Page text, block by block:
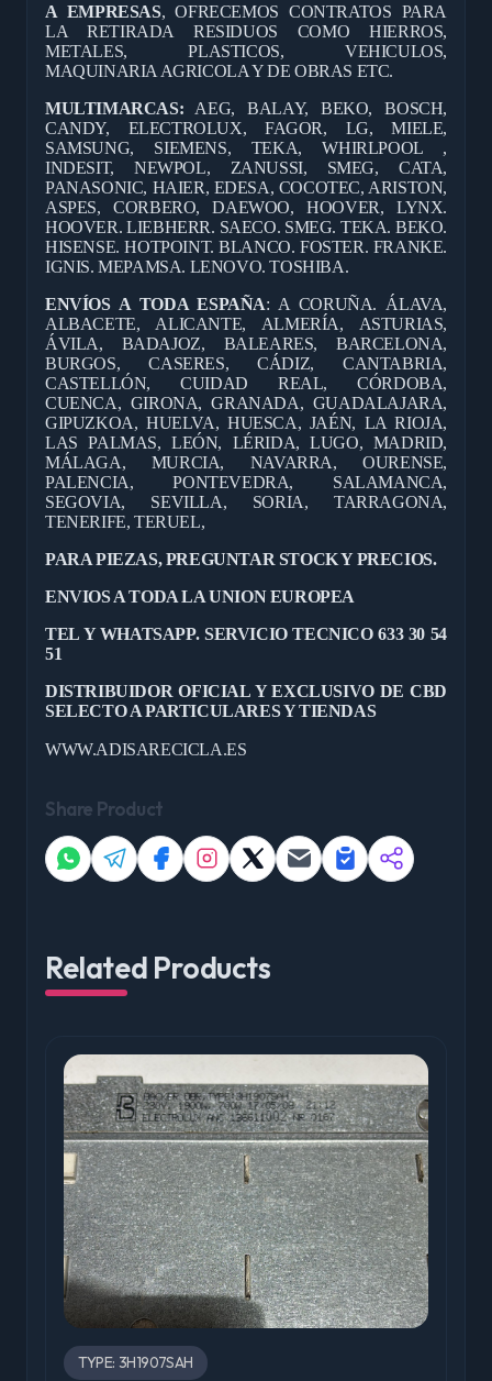
A EMPRESAS, OFRECEMOS CONTRATOS PARA
LA RETIRADA RESIDUOS COMO HIERROS,
METALES, PLASTICOS, VEHICULOS,
MAQUINARIA AGRICOLA Y DE OBRAS ETC.
MULTIMARCAS: AEG, BALAY, BEKO, BOSCH,
CANDY, ELECTROLUX, FAGOR, LG, MIELE,
SAMSUNG, SIEMENS, TEKA, WHIRLPOOL ,
INDESIT, NEWPOL, ZANUSSI, SMEG, CATA,
PANASONIC, HAIER, EDESA, COCOTEC, ARISTON,
ASPES, CORBERO, DAEWOO, HOOVER, LYNX.
HOOVER. LIEBHERR. SAECO. SMEG. TEKA. BEKO.
HISENSE. HOTPOINT. BLANCO. FOSTER. FRANKE.
IGNIS. MEPAMSA. LENOVO. TOSHIBA.
ENVÍOS A TODA ESPAÑA: A CORUÑA. ÁLAVA,
ALBACETE, ALICANTE, ALMERÍA, ASTURIAS,
ÁVILA, BADAJOZ, BALEARES, BARCELONA,
BURGOS, CASERES, CÁDIZ, CANTABRIA,
CASTELLÓN, CUIDAD REAL, CÓRDOBA,
CUENCA, GIRONA, GRANADA, GUADALAJARA,
GIPUZKOA, HUELVA, HUESCA, JAÉN, LA RIOJA,
LAS PALMAS, LEÓN, LÉRIDA, LUGO, MADRID,
MÁLAGA, MURCIA, NAVARRA, OURENSE,
PALENCIA, PONTEVEDRA, SALAMANCA,
SEGOVIA, SEVILLA, SORIA, TARRAGONA,
TENERIFE, TERUEL,
PARA PIEZAS, PREGUNTAR STOCK Y PRECIOS.
ENVIOS A TODA LA UNION EUROPEA
TEL Y WHATSAPP. SERVICIO TECNICO 633 30 54
51
DISTRIBUIDOR OFICIAL Y EXCLUSIVO DE CBD
SELECTO A PARTICULARES Y TIENDAS
WWW.ADISARECICLA.ES
Share Product
Related Products
TYPE: 3H1907SAH